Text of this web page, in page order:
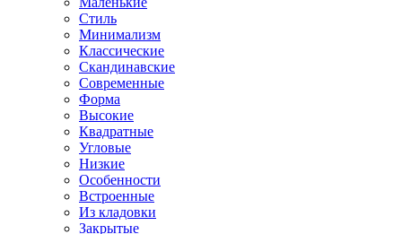
Стиль
Минимализм
Классические
Скандинавские
Современные
Форма
Высокие
Квадратные
Угловые
Низкие
Особенности
Встроенные
Из кладовки
Закрытые